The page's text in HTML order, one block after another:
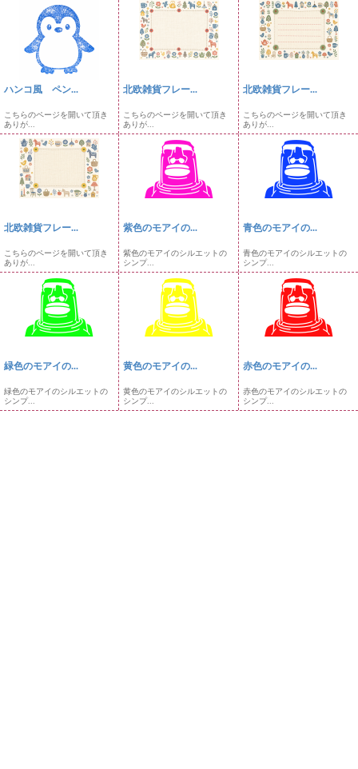
ハンコ風 ペン...
こちらのページを開いて頂き
ありが...
北欧雑貨フレー...
こちらのページを開いて頂き
ありが...
北欧雑貨フレー...
こちらのページを開いて頂き
ありが...
北欧雑貨フレー...
こちらのページを開いて頂き
ありが...
紫色のモアイの...
紫色のモアイのシルエットの
シンプ...
青色のモアイの...
青色のモアイのシルエットの
シンプ...
緑色のモアイの...
緑色のモアイのシルエットの
シンプ...
黄色のモアイの...
黄色のモアイのシルエットの
シンプ...
赤色のモアイの...
赤色のモアイのシルエットの
シンプ...